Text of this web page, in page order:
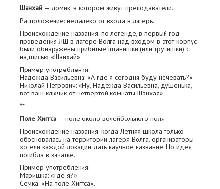
Шанхай — домик, в котором живут преподаватели.
Расположение: недалеко от входа в лагерь.
Происхождение названия: по легенде, в первый год
проведения ЛШ в лагере Волга над входом в этот корпус
были обнаружены прибитые штанишки (или трусишки) с
надписью «Шанхай».
Пример употребления:
Надежда Васильевна: «А где я сегодня буду ночевать?»
Николай Петрович: «Ну, Надежда Васильевна, душенька,
вот ваш ключик от четвертой комнаты Шанхая».
**
Поле Хиггса — поле около волейбольного поля.
Происхождение названия: когда Летняя школа только
обосновалась на территории лагеря Волга, организаторы
хотели каждой локации дать научное название. Но идея
погибла в зачатке.
Пример употребления:
Маришка: «Где я?»
Сёмка: «На поле Хиггса».